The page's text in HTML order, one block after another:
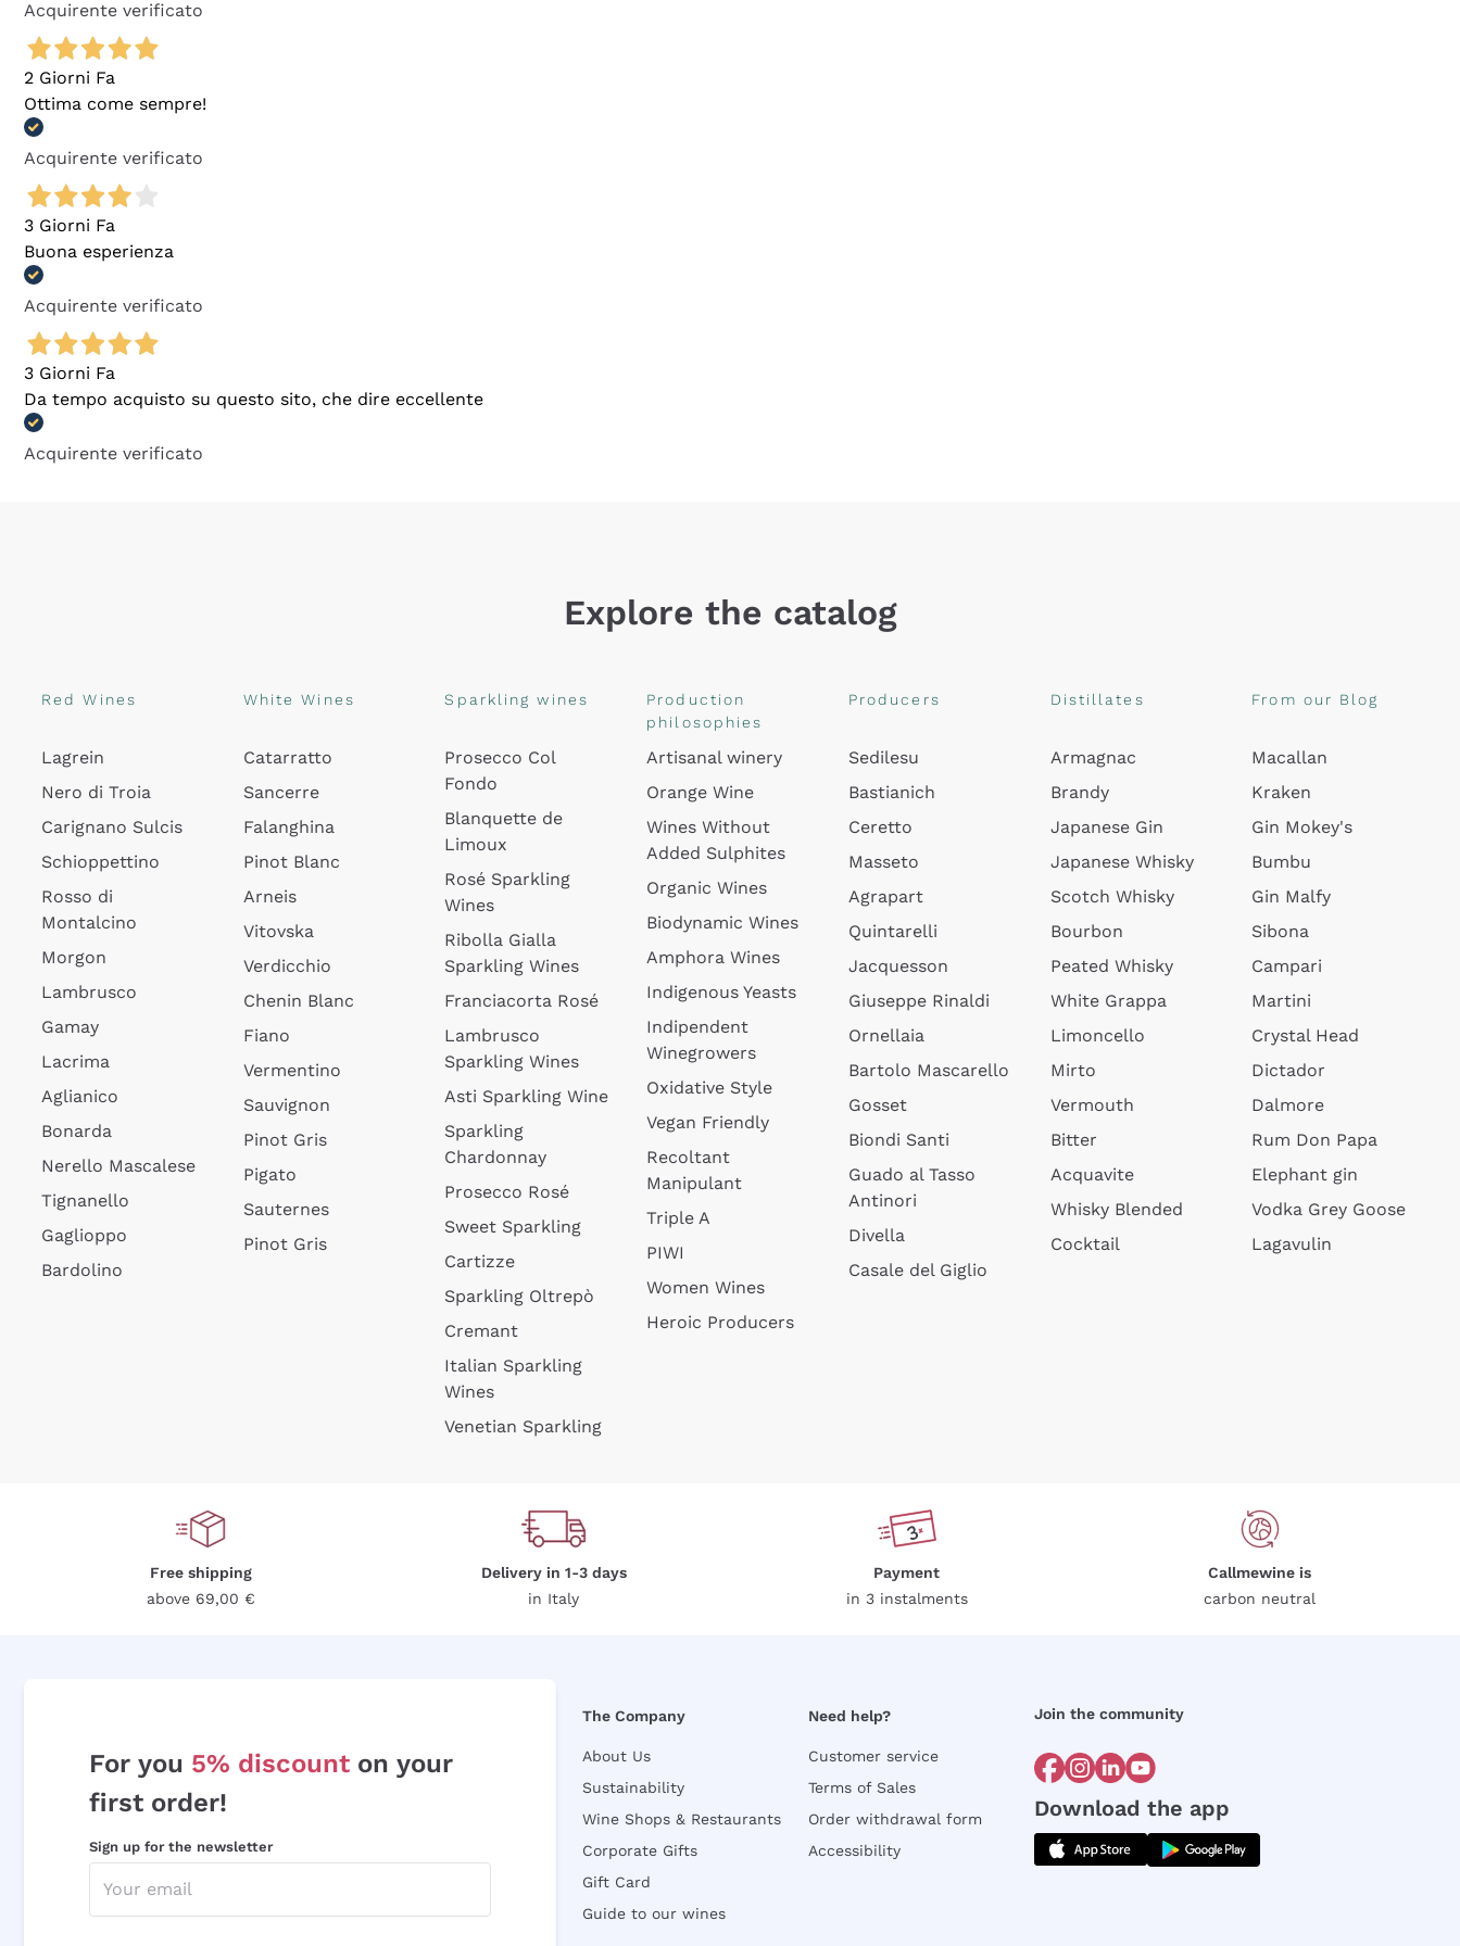
Acquirente verificato
2 Giorni Fa
Ottima come sempre!
Acquirente verificato
3 Giorni Fa
Buona esperienza
Acquirente verificato
3 Giorni Fa
Da tempo acquisto su questo sito, che dire eccellente
Acquirente verificato
Explore the catalog
Red Wines
Lagrein
Nero di Troia
Carignano Sulcis
Schioppettino
Rosso di
Montalcino
Morgon
Lambrusco
Gamay
Lacrima
Aglianico
Bonarda
Nerello Mascalese
Tignanello
Gaglioppo
Bardolino
White Wines
Catarratto
Sancerre
Falanghina
Pinot Blanc
Arneis
Vitovska
Verdicchio
Chenin Blanc
Fiano
Vermentino
Sauvignon
Pinot Gris
Pigato
Sauternes
Pinot Gris
Sparkling wines
Prosecco Col
Fondo
Blanquette de
Limoux
Rosé Sparkling
Wines
Ribolla Gialla
Sparkling Wines
Franciacorta Rosé
Lambrusco
Sparkling Wines
Asti Sparkling Wine
Sparkling
Chardonnay
Prosecco Rosé
Sweet Sparkling
Cartizze
Sparkling Oltrepò
Cremant
Italian Sparkling
Wines
Venetian Sparkling
Production
philosophies
Artisanal winery
Orange Wine
Wines Without
Added Sulphites
Organic Wines
Biodynamic Wines
Amphora Wines
Indigenous Yeasts
Indipendent
Winegrowers
Oxidative Style
Vegan Friendly
Recoltant
Manipulant
Triple A
PIWI
Women Wines
Heroic Producers
Producers
Sedilesu
Bastianich
Ceretto
Masseto
Agrapart
Quintarelli
Jacquesson
Giuseppe Rinaldi
Ornellaia
Bartolo Mascarello
Gosset
Biondi Santi
Guado al Tasso
Antinori
Divella
Casale del Giglio
Distillates
Armagnac
Brandy
Japanese Gin
Japanese Whisky
Scotch Whisky
Bourbon
Peated Whisky
White Grappa
Limoncello
Mirto
Vermouth
Bitter
Acquavite
Whisky Blended
Cocktail
From our Blog
Macallan
Kraken
Gin Mokey's
Bumbu
Gin Malfy
Sibona
Campari
Martini
Crystal Head
Dictador
Dalmore
Rum Don Papa
Elephant gin
Vodka Grey Goose
Lagavulin
Free shipping
above 69,00 €
Delivery in 1-3 days
in Italy
Payment
in 3 instalments
Callmewine is
carbon neutral
For you 5% discount on your
first order!
Sign up for the newsletter
The Company
About Us
Sustainability
Wine Shops & Restaurants
Corporate Gifts
Gift Card
Guide to our wines
Need help?
Customer service
Terms of Sales
Order withdrawal form
Accessibility
Join the community
Download the app